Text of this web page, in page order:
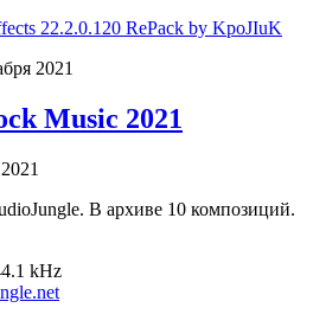
22.2.0.120 RePack by KpoJIuK
2021
Music 2021
В архиве 10 композиций.
kHz